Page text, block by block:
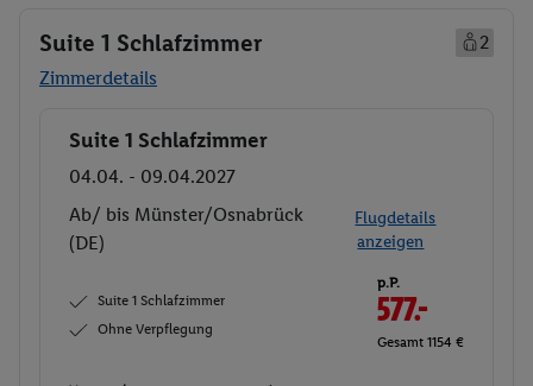
Suite 1 Schlafzimmer
2
Zimmerdetails
Buchen
Suite 1 Schlafzimmer
04.04. - 09.04.2027
Ab/ bis Münster/Osnabrück
(DE)
Flugdetails
anzeigen
Suite 1 Schlafzimmer
Ohne Verpflegung
p.P.
577.-
Gesamt 1154 €